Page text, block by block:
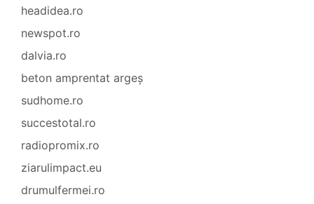
headidea.ro
newspot.ro
dalvia.ro
beton amprentat argeș
sudhome.ro
succestotal.ro
radiopromix.ro
ziarulimpact.eu
drumulfermei.ro